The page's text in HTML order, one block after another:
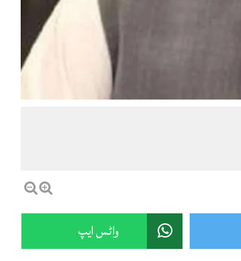
واٹس ایپ